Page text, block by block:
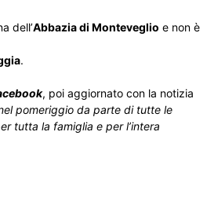
dell’Abbazia di Monteveglio e non è
.
, poi aggiornato con la notizia
pomeriggio da parte di tutte le
tutta la famiglia e per l’intera